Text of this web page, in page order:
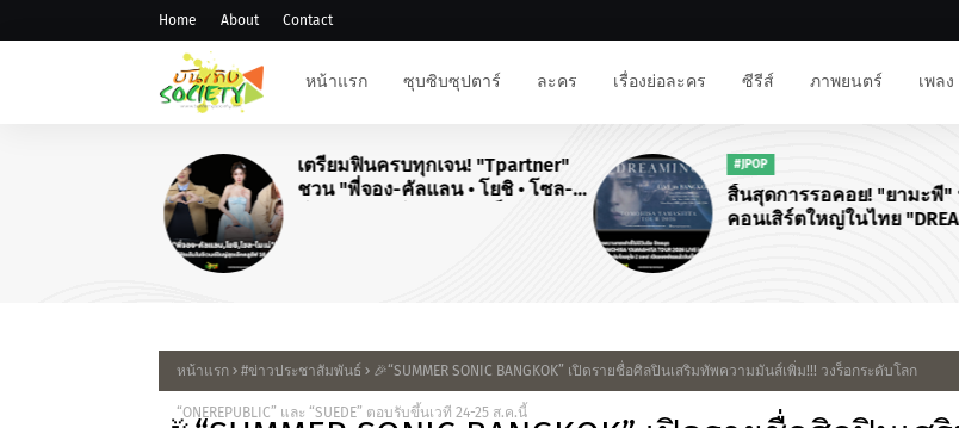
Home About Contact
หน้าแรก ซุบซิบซุปตาร์ ละคร เรื่องย่อละคร ซีรีส์ ภาพยนตร์ เพลง
เตรียมฟินครบทุกเจน! "Tpartner"
ชวน "พี่จอง-คัลแลน • โยชิ • โซล-
#JPOP
สิ้นสุดการรอคอย! "ยามะพี"
คอนเสิร์ตใหญ่ในไทย
หน้าแรก #ข่าวประชาสัมพันธ์ 🎉“SUMMER SONIC BANGKOK” เปิดรายชื่อศิลปินเสริมทัพความมันส์เพิ่ม!!! วงร็อกระดับโลก
“ONEREPUBLIC” และ “SUEDE” ตอบรับขึ้นเวที 24-25 ส.ค.นี้